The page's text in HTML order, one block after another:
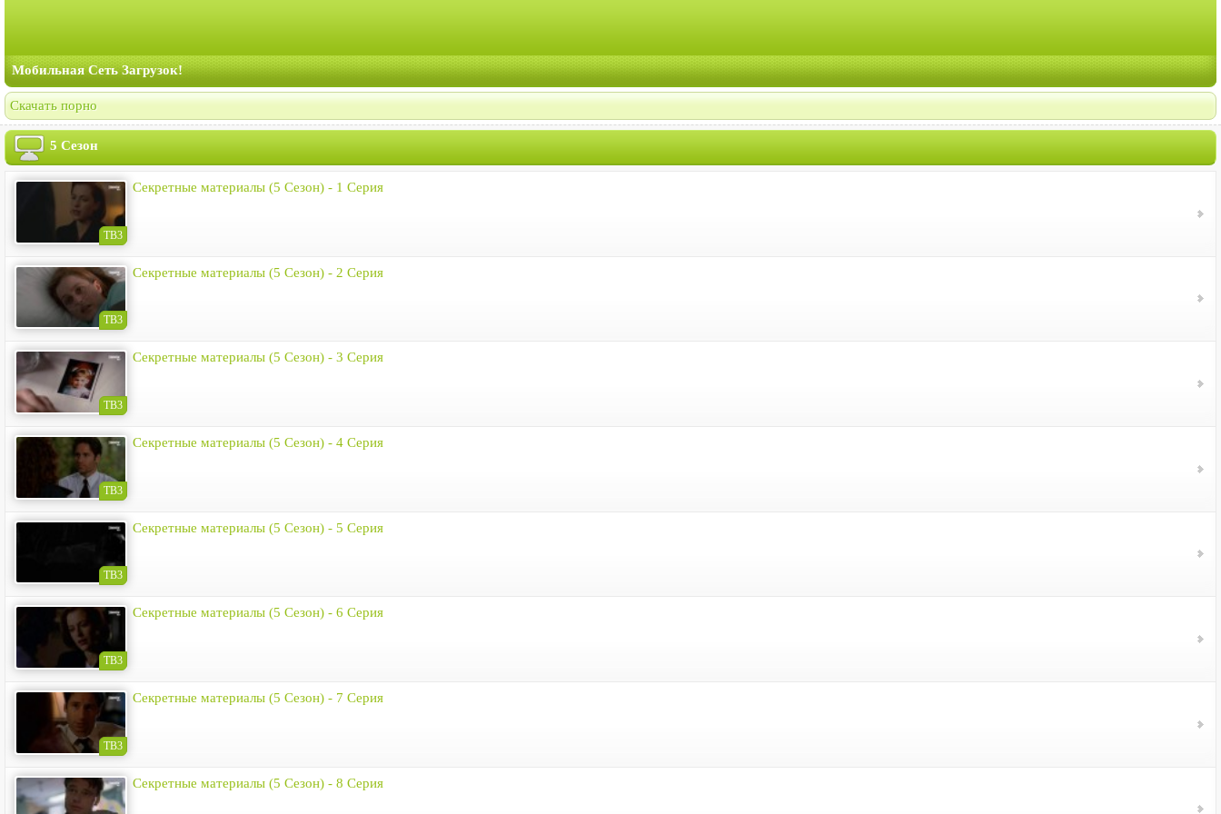
Мобильная Сеть Загрузок!
Скачать порно
5 Сезон
ТВ3
Секретные материалы (5 Сезон) - 1 Серия
ТВ3
Секретные материалы (5 Сезон) - 2 Серия
ТВ3
Секретные материалы (5 Сезон) - 3 Серия
ТВ3
Секретные материалы (5 Сезон) - 4 Серия
ТВ3
Секретные материалы (5 Сезон) - 5 Серия
ТВ3
Секретные материалы (5 Сезон) - 6 Серия
ТВ3
Секретные материалы (5 Сезон) - 7 Серия
Секретные материалы (5 Сезон) - 8 Серия